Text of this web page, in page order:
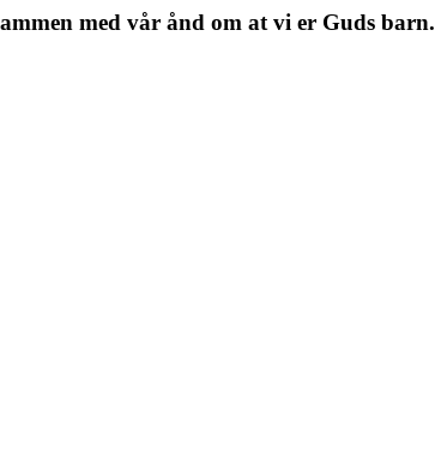
med vår ånd om at vi er Guds barn.